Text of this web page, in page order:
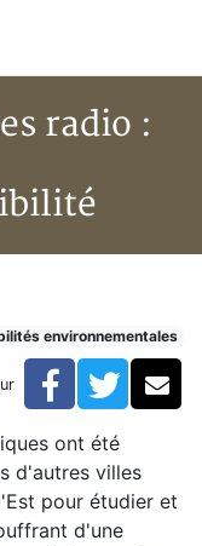
radio :
de
radio :
environnementales
Facebook
ont été
d'autres villes
pour étudier et
d'une